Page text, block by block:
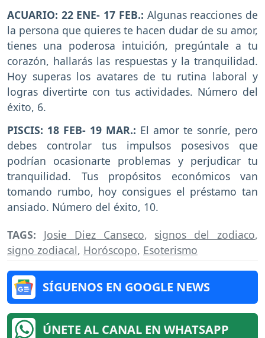
ACUARIO: 22 ENE- 17 FEB.: Algunas reacciones de
la persona que quieres te hacen dudar de su amor,
tienes una poderosa intuición, pregúntale a tu
corazón, hallarás las respuestas y la tranquilidad.
Hoy superas los avatares de tu rutina laboral y
logras divertirte con tus actividades. Número del
éxito, 6.
PISCIS: 18 FEB- 19 MAR.: El amor te sonríe, pero
debes controlar tus impulsos posesivos que
podrían ocasionarte problemas y perjudicar tu
tranquilidad. Tus propósitos económicos van
tomando rumbo, hoy consigues el préstamo tan
ansiado. Número del éxito, 10.
TAGS: Josie Diez Canseco, signos del zodiaco,
signo zodiacal, Horóscopo, Esoterismo
SÍGUENOS EN GOOGLE NEWS
ÚNETE AL CANAL EN WHATSAPP